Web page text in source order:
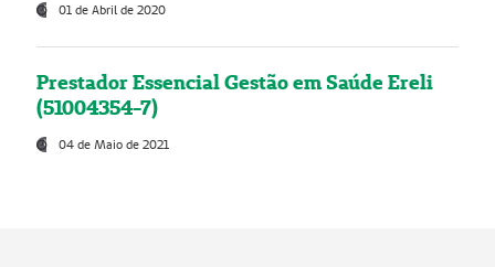
01 de Abril de 2020
Prestador Essencial Gestão em Saúde Ereli
(51004354-7)
04 de Maio de 2021